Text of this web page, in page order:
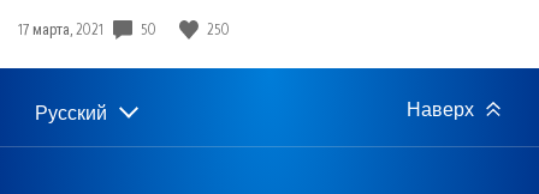
Дата
17 марта, 2021 50 250
Выбор
региона
Выбранный
регион:
Русский Наверх